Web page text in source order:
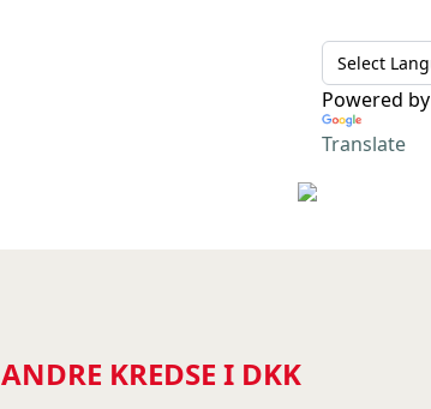
Powered by
Translate
ANDRE KREDSE I DKK